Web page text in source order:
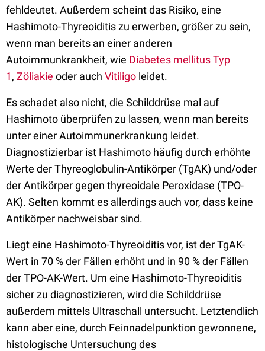
fehldeutet. Außerdem scheint das Risiko, eine
Hashimoto-Thyreoiditis zu erwerben, größer zu sein,
wenn man bereits an einer anderen
Autoimmunkrankheit, wie Diabetes mellitus Typ
1, Zöliakie oder auch Vitiligo leidet.
Es schadet also nicht, die Schilddrüse mal auf
Hashimoto überprüfen zu lassen, wenn man bereits
unter einer Autoimmunerkrankung leidet.
Diagnostizierbar ist Hashimoto häufig durch erhöhte
Werte der Thyreoglobulin-Antikörper (TgAK) und/oder
der Antikörper gegen thyreoidale Peroxidase (TPO-
AK). Selten kommt es allerdings auch vor, dass keine
Antikörper nachweisbar sind.
Liegt eine Hashimoto-Thyreoiditis vor, ist der TgAK-
Wert in 70 % der Fällen erhöht und in 90 % der Fällen
der TPO-AK-Wert. Um eine Hashimoto-Thyreoiditis
sicher zu diagnostizieren, wird die Schilddrüse
außerdem mittels Ultraschall untersucht. Letztendlich
kann aber eine, durch Feinnadelpunktion gewonnene,
histologische Untersuchung des